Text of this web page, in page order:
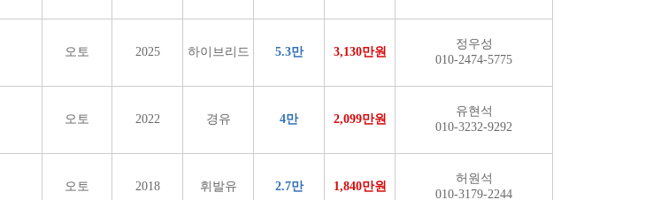
오토 2025 하이브리드 5.3만 3,130만원
정우성
010-2474-5775
오토 2022 경유 4만 2,099만원
유현석
010-3232-9292
오토 2018 휘발유 2.7만 1,840만원
허원석
010-3179-2244